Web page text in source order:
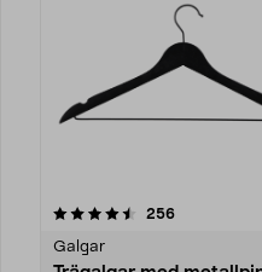
256recensioner
Galgar
4.0av 5 stjärnor